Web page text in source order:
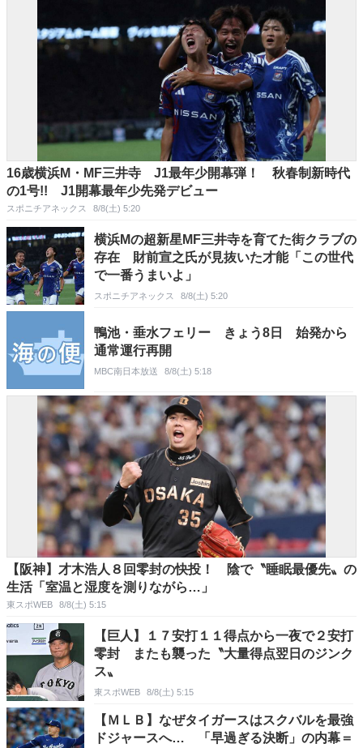
16歳横浜M・MF三井寺 J1最年少開幕弾！ 秋春制新時代
の1号!! J1開幕最年少先発デビュー
スポニチアネックス 8/8(土) 5:20
横浜Mの超新星MF三井寺を育てた街クラブの
存在 財前宣之氏が見抜いた才能「この世代
で一番うまいよ」
スポニチアネックス 8/8(土) 5:20
鴨池・垂水フェリー きょう8日 始発から
通常運行再開
MBC南日本放送 8/8(土) 5:18
【阪神】才木浩人８回零封の快投！ 陰で〝睡眠最優先〟の
生活「室温と湿度を測りながら…」
東スポWEB 8/8(土) 5:15
【巨人】１７安打１１得点から一夜で２安打
零封 またも襲った〝大量得点翌日のジンク
ス〟
東スポWEB 8/8(土) 5:15
【ＭＬＢ】なぜタイガースはスクバルを最強
ドジャースへ… 「早過ぎる決断」の内幕＝